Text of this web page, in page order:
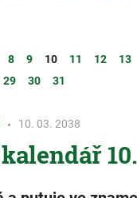
8 9 10 11 12 13
29 30 31
10. 03. 2038